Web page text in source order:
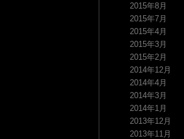
2015年8月
2015年7月
2015年4月
2015年3月
2015年2月
2014年12月
2014年4月
2014年3月
2014年1月
2013年12月
2013年11月